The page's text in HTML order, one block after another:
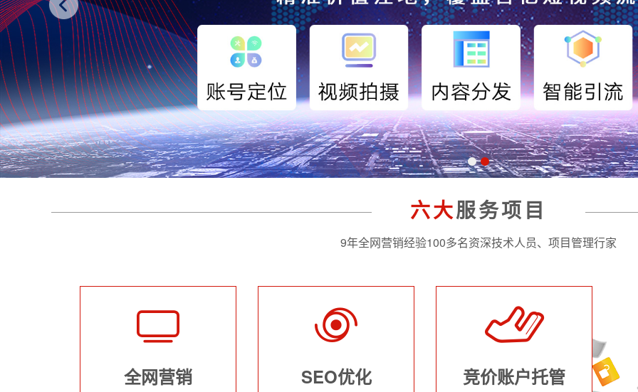
六大服务项目
9年全网营销经验100多名资深技术人员、项目管理行家
全网营销 SEO优化 竞价账户托管